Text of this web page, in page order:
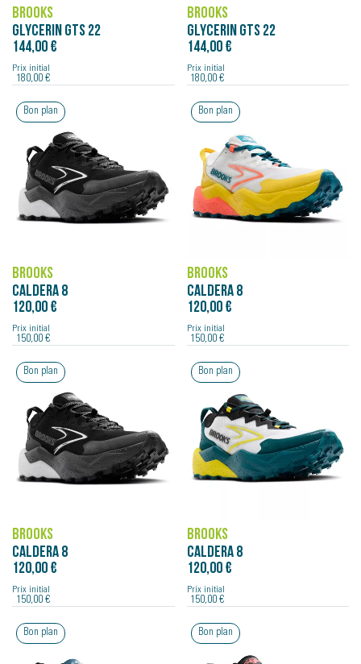
BROOKS
GLYCERIN GTS 22
144,00 €
Prix initial
180,00 €
BROOKS
GLYCERIN GTS 22
144,00 €
Prix initial
180,00 €
Bon plan
BROOKS
CALDERA 8
120,00 €
Prix initial
150,00 €
Bon plan
BROOKS
CALDERA 8
120,00 €
Prix initial
150,00 €
Bon plan
BROOKS
CALDERA 8
120,00 €
Prix initial
150,00 €
Bon plan
BROOKS
CALDERA 8
120,00 €
Prix initial
150,00 €
Bon plan Bon plan